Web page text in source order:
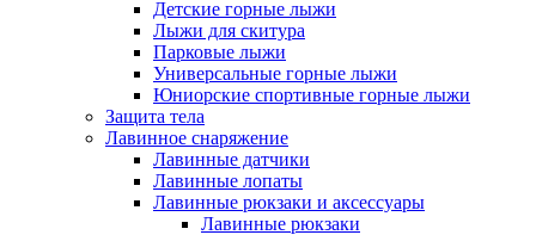
Детские горные лыжи
Лыжи для скитура
Парковые лыжи
Универсальные горные лыжи
Юниорские спортивные горные лыжи
Защита тела
Лавинное снаряжение
Лавинные датчики
Лавинные лопаты
Лавинные рюкзаки и аксессуары
Лавинные рюкзаки